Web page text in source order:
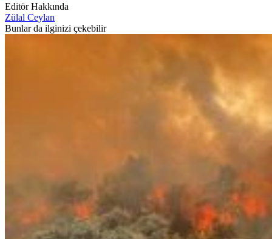
Editör Hakkında
Zülal Ceylan
Bunlar da ilginizi çekebilir